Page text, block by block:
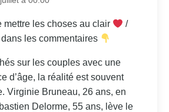
mettre les choses au clair
/
les commentaires
sur les couples avec une
d’âge, la réalité est souvent
Virginie Bruneau, 26 ans, en
Delorme, 55 ans, lève le